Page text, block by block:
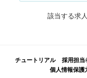
該当する求
チュートリアル 採用担当
個人情報保護